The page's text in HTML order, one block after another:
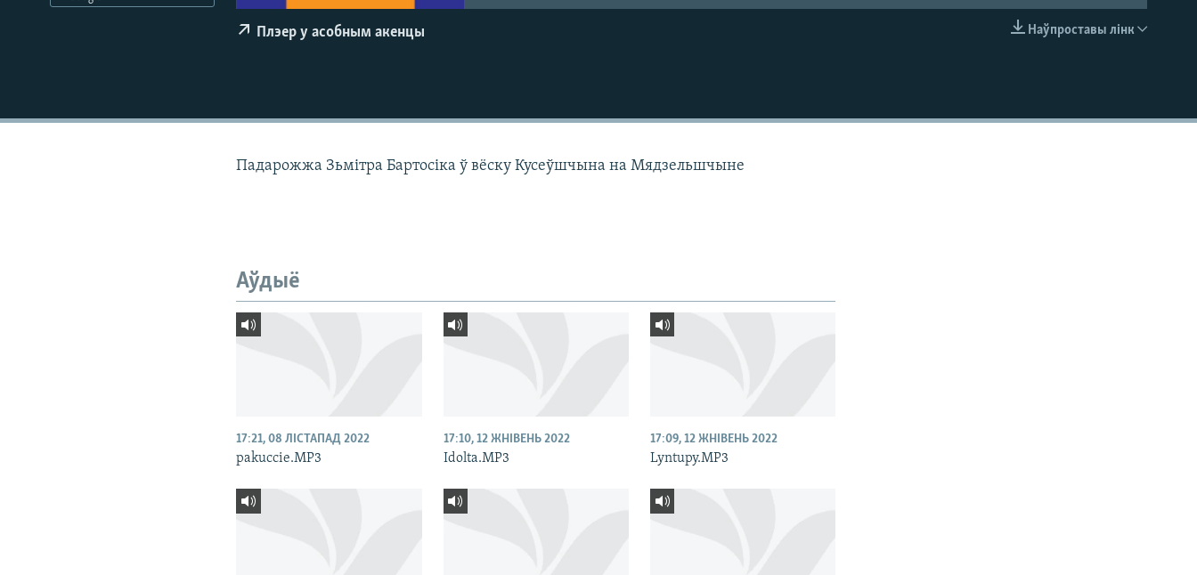
Наўпроставы лінк
Плэер у асобным акенцы
Падарожжа Зьмітра Бартосіка ў вёску Кусеўшчына на Мядзельшчыне
Аўдыё
17:21, 08 ЛІСТАПАД 2022
pakuccie.MP3
17:10, 12 ЖНІВЕНЬ 2022
Idolta.MP3
17:09, 12 ЖНІВЕНЬ 2022
Lyntupy.MP3